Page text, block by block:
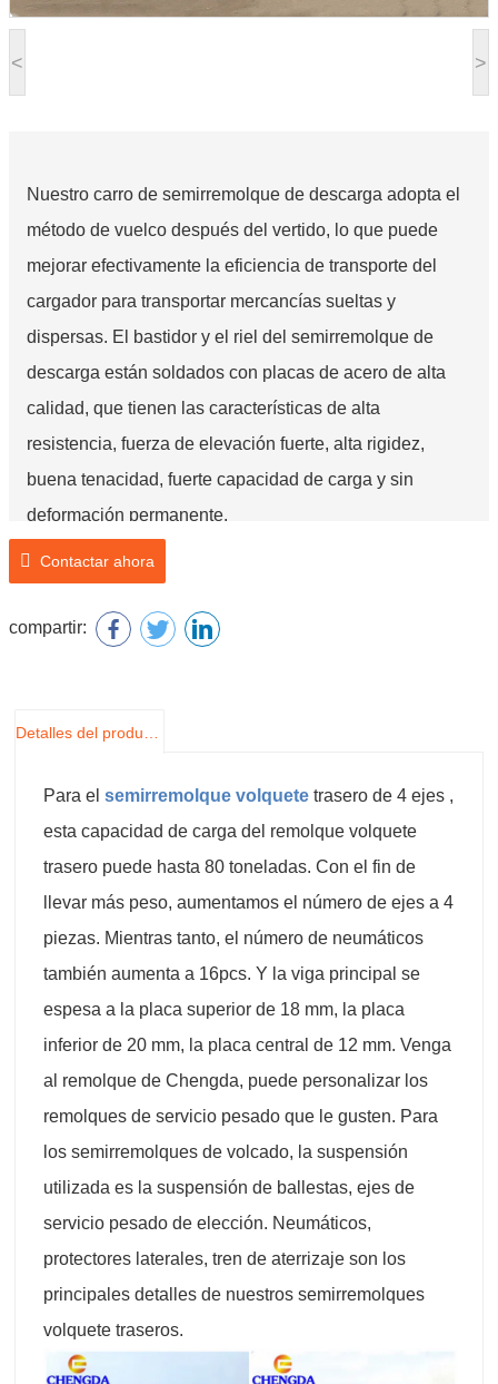
< >
Nuestro carro de semirremolque de descarga adopta el
método de vuelco después del vertido, lo que puede
mejorar efectivamente la eficiencia de transporte del
cargador para transportar mercancías sueltas y
dispersas. El bastidor y el riel del semirremolque de
descarga están soldados con placas de acero de alta
calidad, que tienen las características de alta
resistencia, fuerza de elevación fuerte, alta rigidez,
buena tenacidad, fuerte capacidad de carga y sin
deformación permanente.
Contactar ahora
compartir:
Para el semirremolque volquete trasero de 4 ejes ,
esta capacidad de carga del remolque volquete
trasero puede hasta 80 toneladas. Con el fin de
llevar más peso, aumentamos el número de ejes a 4
piezas. Mientras tanto, el número de neumáticos
también aumenta a 16pcs. Y la viga principal se
espesa a la placa superior de 18 mm, la placa
inferior de 20 mm, la placa central de 12 mm. Venga
al remolque de Chengda, puede personalizar los
remolques de servicio pesado que le gusten. Para
los semirremolques de volcado, la suspensión
utilizada es la suspensión de ballestas, ejes de
servicio pesado de elección. Neumáticos,
protectores laterales, tren de aterrizaje son los
principales detalles de nuestros semirremolques
volquete traseros.